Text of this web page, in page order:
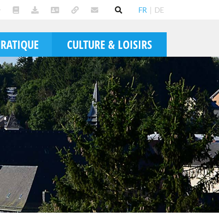
FR | DE
CULTURE & LOISIRS